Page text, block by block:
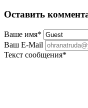
Оставить
Ваше имя*
Ваш E-Mail
Текст сообщения*